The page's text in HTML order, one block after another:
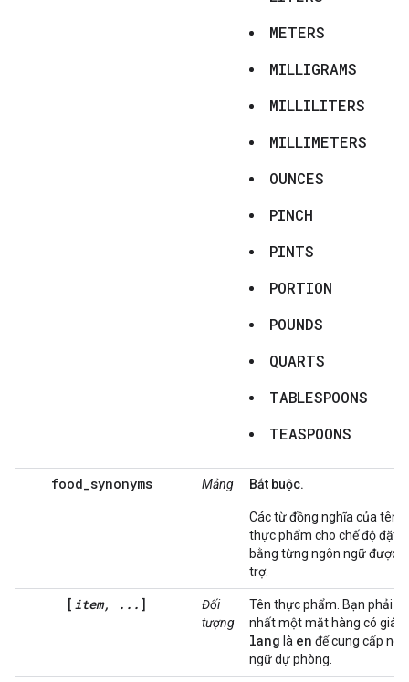
METERS
MILLIGRAMS
MILLILITERS
MILLIMETERS
OUNCES
PINCH
PINTS
PORTION
POUNDS
QUARTS
TABLESPOONS
TEASPOONS
food_synonyms Mảng Bắt buộc.
Các từ đồng nghĩa của tên
thực phẩm cho chế độ đặt
bằng từng ngôn ngữ được
trợ.
[ item, ... ]
Đối
tượng
Tên thực phẩm. Bạn phải
nhất một mặt hàng có giá
lang là en để cung cấp
ngữ dự phòng.